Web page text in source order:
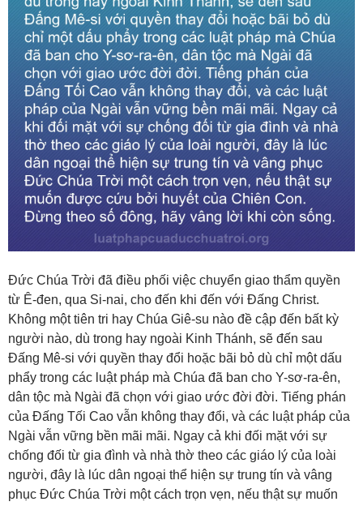
Đức Chúa Trời đã điều phối việc chuyển giao thẩm quyền
từ Ê-đen, qua Si-nai, cho đến khi đến với Đấng Christ.
Không một tiên tri hay Chúa Giê-su nào đề cập đến bất kỳ
người nào, dù trong hay ngoài Kinh Thánh, sẽ đến sau
Đấng Mê-si với quyền thay đổi hoặc bãi bỏ dù chỉ một dấu
phẩy trong các luật pháp mà Chúa đã ban cho Y-sơ-ra-ên,
dân tộc mà Ngài đã chọn với giao ước đời đời. Tiếng phán
của Đấng Tối Cao vẫn không thay đổi, và các luật pháp của
Ngài vẫn vững bền mãi mãi. Ngay cả khi đối mặt với sự
chống đối từ gia đình và nhà thờ theo các giáo lý của loài
người, đây là lúc dân ngoại thể hiện sự trung tín và vâng
phục Đức Chúa Trời một cách trọn vẹn, nếu thật sự muốn